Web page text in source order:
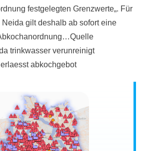
festgelegten Grenzwerte„. Für
gilt deshalb ab sofort eine
trinkwasser verunreinigt
abkochgebot